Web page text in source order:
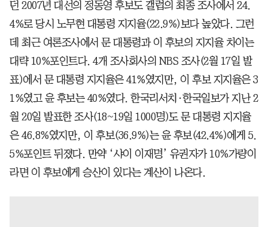
던 2007년 대선의 정동영 후보도 갤럽의 최종 조사에서 24.
4%로 당시 노무현 대통령 지지율(22.9%)보다 높았다. 그런
데 최근 여론조사에서 문 대통령과 이 후보의 지지율 차이는
대략 10%포인트다. 4개 조사회사의 NBS 조사(2월 17일 발
표)에서 문 대통령 지지율은 41%였지만, 이 후보 지지율은 3
1%였고 윤 후보는 40%였다. 한국리서치·한국일보가 지난 2
월 20일 발표한 조사(18~19일 1000명)도 문 대통령 지지율
은 46.8%였지만, 이 후보(36.9%)는 윤 후보(42.4%)에게 5.
5%포인트 뒤졌다. 만약 ‘샤이 이재명’ 유권자가 10%가량이
라면 이 후보에게 승산이 있다는 계산이 나온다.